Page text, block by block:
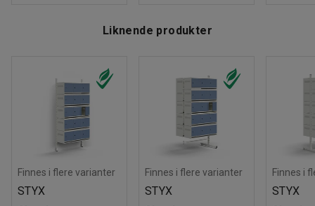
Liknende produkter
Finnes i flere varianter
STYX
Finnes i flere varianter
STYX
Finnes i
STYX